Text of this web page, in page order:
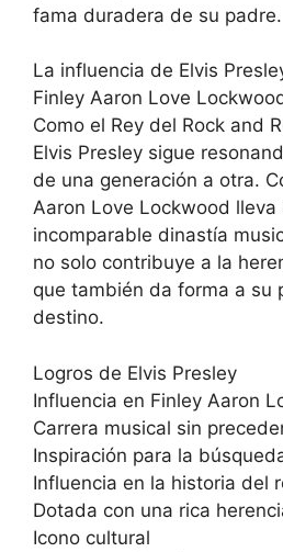
fama duradera de su padre.
La influencia de Elvis
Finley Aaron Love
Como el Rey del Rock and
Elvis Presley sigue
de una generación a otra.
Aaron Love Lockwood
incomparable dinastía
no solo contribuye a la
que también da forma a su
destino.
Logros de Elvis Presley
Influencia en Finley Aaron
Carrera musical sin
Inspiración para la
Influencia en la historia del
Dotada con una rica
Icono cultural